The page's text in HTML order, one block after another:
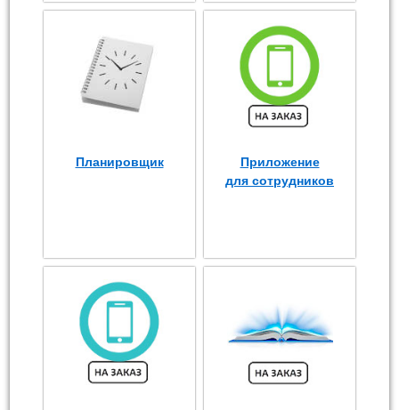
Планировщик
Приложение
для сотрудников